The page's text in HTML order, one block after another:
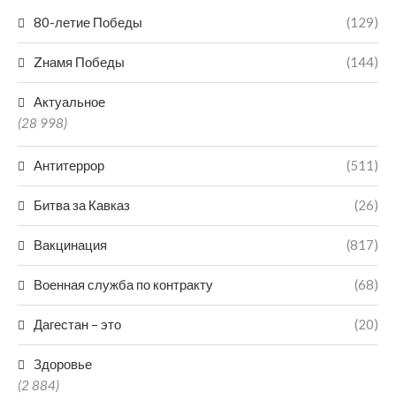
80-летие Победы (129)
Zнамя Победы (144)
Актуальное
(28 998)
Антитеррор (511)
Битва за Кавказ (26)
Вакцинация (817)
Военная служба по контракту (68)
Дагестан – это (20)
Здоровье
(2 884)